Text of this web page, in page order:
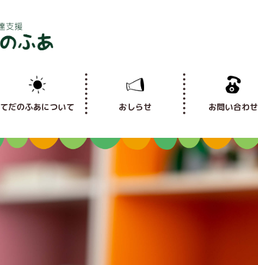
てだのふあについて おしらせ お問い合わせ